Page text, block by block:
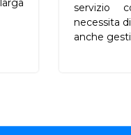
servizio
necessita
anche